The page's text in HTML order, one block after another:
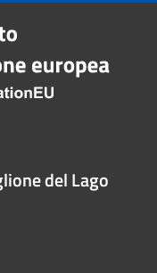
del Lago